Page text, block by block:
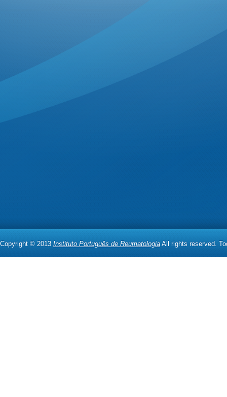
Copyright © 2013 Instituto Português de Reumatologia All rights reserved.